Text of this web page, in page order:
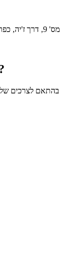
מס' 9, דרך ז'יה,
האם יש
בהתאם לצרכים